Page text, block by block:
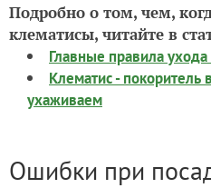
Подробно о том, чем,
клематисы, читайте в
Главные правила
Клематис -
ухаживаем
Ошибки при